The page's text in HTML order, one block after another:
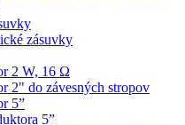
zásuvky
2 W, 16 Ω
2" do závesných stropov
5”
5”